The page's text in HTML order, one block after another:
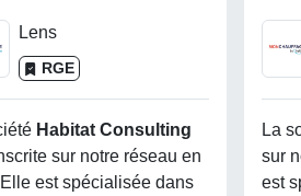
Lens
RGE
Habitat Consulting
sur notre réseau en
est spécialisée dans
La
sur
est